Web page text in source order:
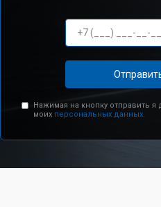
Нажимая на кнопку отправить
моих персональных данных.